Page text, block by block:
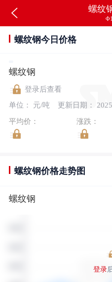
螺纹
螺纹钢今日价格
螺纹钢
登录后查看
单位： 元/吨
更新日期：
平均价： 涨跌：
螺纹钢价格走势图
螺纹钢
登录